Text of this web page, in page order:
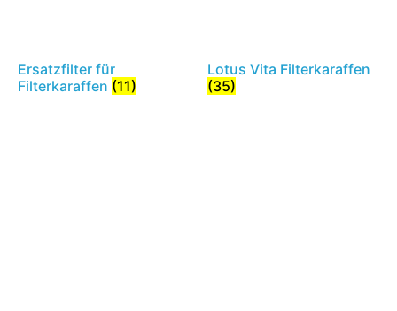
Ersatzfilter für
Filterkaraffen (11)
Lotus Vita Filterkaraffen
(35)